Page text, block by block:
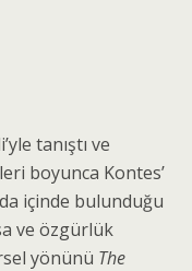
tanıştı ve
boyunca Kontes’
içinde bulunduğu
ve özgürlük
yönünü The